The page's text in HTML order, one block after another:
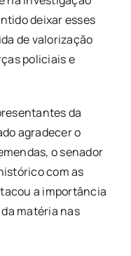
deixar esses
de valorização
policiais e
da
agradecer o
o senador
com as
a importância
matéria nas